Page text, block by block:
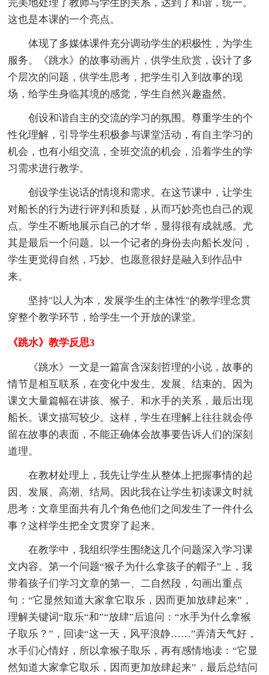
完美地处理了教师与学生的关系，达到了和谐，统一。
这也是本课的一个亮点。
体现了多媒体课件充分调动学生的积极性，为学生
服务。《跳水》的故事动画片，供学生欣赏，设计了多
个层次的问题，供学生思考，把学生引入到故事的现
场，给学生身临其境的感觉，学生自然兴趣盎然。
创设和谐自主的交流的学习的氛围。尊重学生的个
性化理解，引导学生积极参与课堂活动，有自主学习的
机会，也有小组交流，全班交流的机会，沿着学生的学
习需求进行教学。
创设学生说话的情境和需求。在这节课中，让学生
对船长的行为进行评判和质疑，从而巧妙亮也自己的观
点。学生不断地展示自己的才华，显得很有成就感。尤
其是最后一个问题。以一个记者的身份去向船长发问，
学生更觉得自然，巧妙。也愿意很好是融入到作品中
来。
坚持"以人为本，发展学生的主体性"的教学理念贯
穿整个教学环节，给学生一个开放的课堂。
《跳水》教学反思3
《跳水》一文是一篇富含深刻哲理的小说，故事的
情节是相互联系，在变化中发生、发展、结束的。因为
课文大量篇幅在讲孩、猴子、和水手的关系，最后出现
船长。课文描写较少。这样，学生在理解上往往就会停
留在故事的表面，不能正确体会故事要告诉人们的深刻
道理。
在教材处理上，我先让学生从整体上把握事情的起
因、发展、高潮、结局。因此我在让学生初读课文时就
思考：文章里面共有几个角色他们之间发生了一件什么
事？这样学生把全文贯穿了起来。
在教学中，我组织学生围绕这几个问题深入学习课
文内容。第一个问题“猴子为什么拿孩子的帽子”上，我
带着孩子们学习文章的第一、二自然段，勾画出重点
句：“它显然知道大家拿它取乐，因而更加放肆起来”，
理解关键词“取乐“和”“放肆”后追问：“水手为什么拿猴
子取乐？”，回读“这一天，风平浪静……”弄清天气好，
水手们心情好，所以拿猴子取乐，再有感情地读：“它显
然知道大家拿它取乐，因而更加放肆起来”，最后总结问